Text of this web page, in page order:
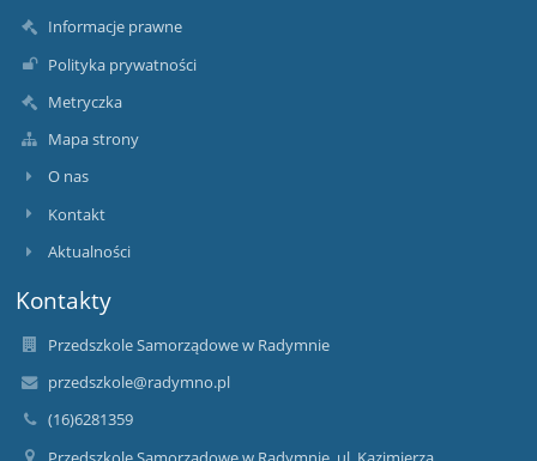
Informacje prawne
Polityka prywatności
Metryczka
Mapa strony
O nas
Kontakt
Aktualności
Kontakty
Przedszkole Samorządowe w Radymnie
przedszkole@radymno.pl
(16)6281359